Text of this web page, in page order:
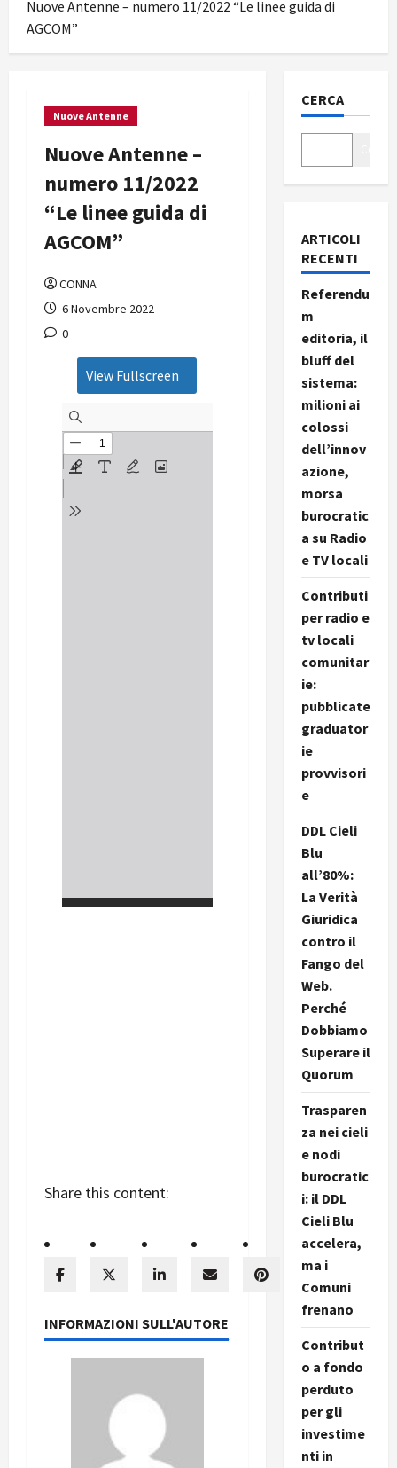
Nuove Antenne – numero 11/2022 “Le linee guida di
AGCOM”
Nuove Antenne
Nuove Antenne –
numero 11/2022
“Le linee guida di
AGCOM”
CONNA
6 Novembre 2022
0
View Fullscreen
Share this content:
INFORMAZIONI SULL'AUTORE
CERCA
ARTICOLI
RECENTI
Referendu
m
editoria, il
bluff del
sistema:
milioni ai
colossi
dell’innov
azione,
morsa
burocratic
a su Radio
e TV locali
Contributi
per radio e
tv locali
comunitar
ie:
pubblicate
graduator
ie
provvisori
e
DDL Cieli
Blu
all’80%:
La Verità
Giuridica
contro il
Fango del
Web.
Perché
Dobbiamo
Superare il
Quorum
Trasparen
za nei cieli
e nodi
burocratic
i: il DDL
Cieli Blu
accelera,
ma i
Comuni
frenano
Contribut
o a fondo
perduto
per gli
investime
nti in